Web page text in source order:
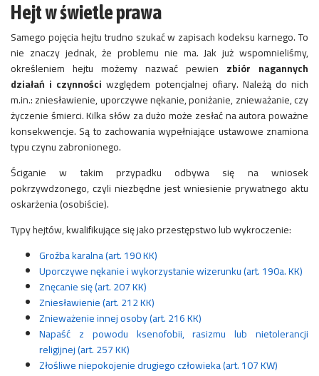
Hejt w świetle prawa
Samego pojęcia hejtu trudno szukać w zapisach kodeksu karnego. To
nie znaczy jednak, że problemu nie ma. Jak już wspomnieliśmy,
określeniem hejtu możemy nazwać pewien zbiór nagannych
działań i czynności względem potencjalnej ofiary. Należą do nich
m.in.: zniesławienie, uporczywe nękanie, poniżanie, znieważanie, czy
życzenie śmierci. Kilka słów za dużo może zesłać na autora poważne
konsekwencje. Są to zachowania wypełniające ustawowe znamiona
typu czynu zabronionego.
Ściganie w takim przypadku odbywa się na wniosek
pokrzywdzonego, czyli niezbędne jest wniesienie prywatnego aktu
oskarżenia (osobiście).
Typy hejtów, kwalifikujące się jako przestępstwo lub wykroczenie:
Groźba karalna (art. 190 KK)
Uporczywe nękanie i wykorzystanie wizerunku (art. 190a. KK)
Znęcanie się (art. 207 KK)
Zniesławienie (art. 212 KK)
Znieważenie innej osoby (art. 216 KK)
Napaść z powodu ksenofobii, rasizmu lub nietolerancji
religijnej (art. 257 KK)
Złośliwe niepokojenie drugiego człowieka (art. 107 KW)